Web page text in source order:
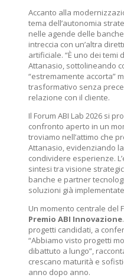
Accanto alla
tema dell’autonomia
nelle agende delle
intreccia con un’altra
artificiale. “È uno dei temi
Attanasio, sottolineando
“estremamente accorta”
trasformativo senza
relazione con il cliente.
Il Forum ABI Lab 2026 si
confronto aperto in un
troviamo nell’attimo che
Attanasio, evidenziando
condividere esperienze.
sintesi tra visione
banche e partner
soluzioni già
Un momento centrale del
Premio ABI Innovazione
progetti candidati, a
“Abbiamo visto progetti
dibattuto a lungo”,
crescano maturità e
anno dopo anno.